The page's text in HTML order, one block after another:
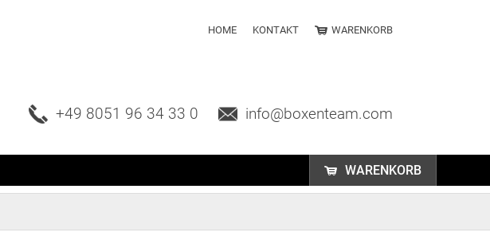
HOME KONTAKT WARENKORB
+49 8051 96 34 33 0 info@boxenteam.com
WARENKORB